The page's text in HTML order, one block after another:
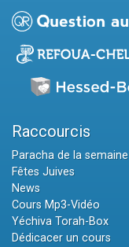
Raccourcis
Paracha de la semaine
Fêtes Juives
News
Cours Mp3-Vidéo
Yéchiva Torah-Box
Dédicacer un cours